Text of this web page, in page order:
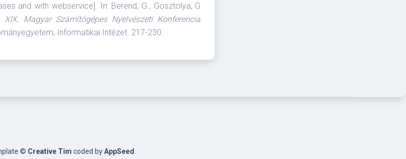
and with webservice]. In: Berend, G., Gosztolya, G.
XIX. Magyar Számítógépes Nyelvészeti Konferencia.
Informatikai Intézet. 217-230.
© Creative Tim coded byAppSeed